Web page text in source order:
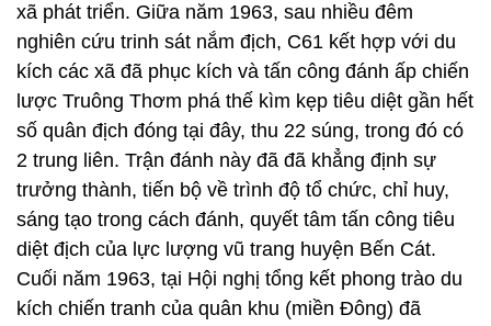
xã phát triển. Giữa năm 1963, sau nhiều đêm
nghiên cứu trinh sát nắm địch, C61 kết hợp với du
kích các xã đã phục kích và tấn công đánh ấp chiến
lược Truông Thơm phá thế kìm kẹp tiêu diệt gần hết
số quân địch đóng tại đây, thu 22 súng, trong đó có
2 trung liên. Trận đánh này đã đã khẳng định sự
trưởng thành, tiến bộ về trình độ tổ chức, chỉ huy,
sáng tạo trong cách đánh, quyết tâm tấn công tiêu
diệt địch của lực lượng vũ trang huyện Bến Cát.
Cuối năm 1963, tại Hội nghị tổng kết phong trào du
kích chiến tranh của quân khu (miền Đông) đã